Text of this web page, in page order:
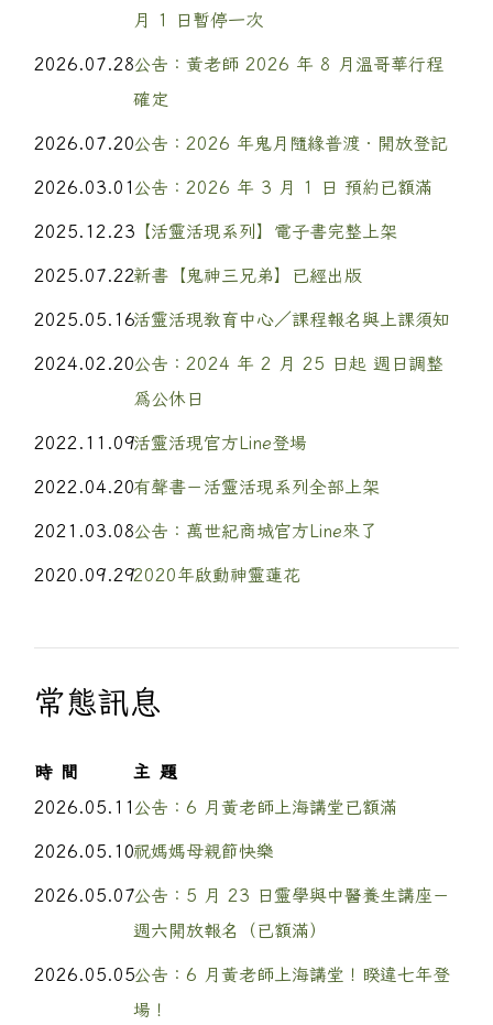
月 1 日暫停一次
2026.07.28公告：黃老師 2026 年 8 月溫哥華行程
確定
2026.07.20公告：2026 年鬼月隨緣普渡．開放登記
2026.03.01公告：2026 年 3 月 1 日 預約已額滿
2025.12.23【活靈活現系列】電子書完整上架
2025.07.22新書【鬼神三兄弟】已經出版
2025.05.16活靈活現教育中心／課程報名與上課須知
2024.02.20公告：2024 年 2 月 25 日起 週日調整
為公休日
2022.11.09活靈活現官方Line登場
2022.04.20有聲書－活靈活現系列全部上架
2021.03.08公告：萬世紀商城官方Line來了
2020.09.292020年啟動神靈蓮花
常態訊息
時間
主題
2026.05.11公告：6 月黃老師上海講堂已額滿
2026.05.10祝媽媽母親節快樂
2026.05.07公告：5 月 23 日靈學與中醫養生講座－
週六開放報名（已額滿）
2026.05.05公告：6 月黃老師上海講堂！睽違七年登
場！